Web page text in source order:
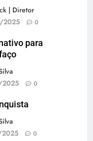
| Diretor
2025 0
para
0
0